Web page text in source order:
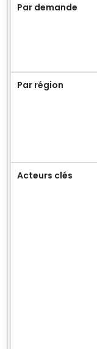
Par demande
Par région
Acteurs clés